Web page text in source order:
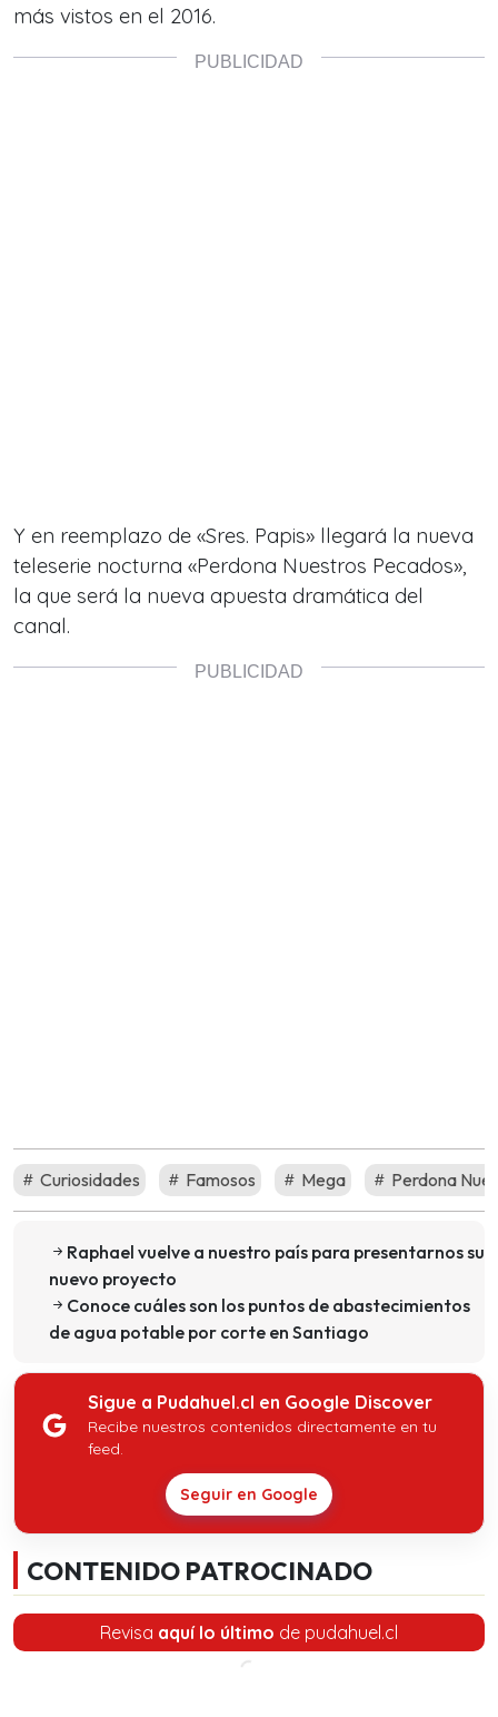
más vistos en el 2016.
Y en reemplazo de «Sres. Papis» llegará la nueva
teleserie nocturna «Perdona Nuestros Pecados»,
la que será la nueva apuesta dramática del
canal.
Curiosidades Famosos Mega Perdona
Raphael vuelve a nuestro país para presentarnos su
nuevo proyecto
Conoce cuáles son los puntos de abastecimientos
de agua potable por corte en Santiago
Sigue a Pudahuel.cl en Google Discover
Recibe nuestros contenidos directamente en tu
feed.
Seguir en Google
CONTENIDO PATROCINADO
Revisa aquí lo último de pudahuel.cl